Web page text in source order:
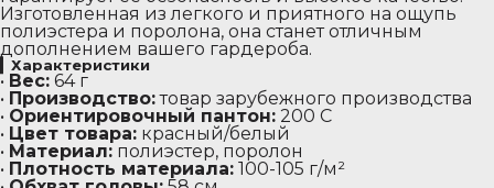
Изготовленная из легкого и приятного на ощупь
полиэстера и поролона, она станет отличным
дополнением вашего гардероба.
Характеристики
• Вес: 64 г
• Производство:товар зарубежного производства
• Ориентировочный пантон: 200 C
• Цвет товара: красный/белый
• Материал: полиэстер, поролон
• Плотность материала: 100-105 г/м²